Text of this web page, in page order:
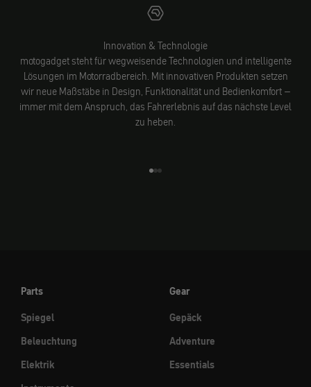
Innovation & Technologie
motogadget steht für wegweisende Technologien und intelligente
Lösungen im Motorradbereich. Mit innovativen Produkten setzen
wir neue Maßstäbe in Design, Funktionalität und Bedienkomfort –
immer mit dem Anspruch, das Fahrerlebnis auf das nächste Level
zu heben.
Parts
Spiegel
Beleuchtung
Elektrik
Gear
Gepäck
Adventure
Essentials